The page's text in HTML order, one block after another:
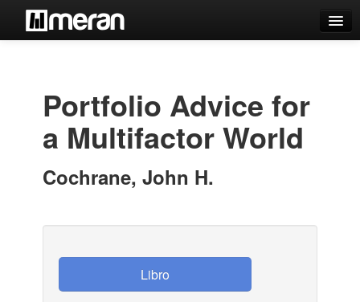
Estantes Virtuales
Iniciar sesión
Portfolio Advice for
a Multifactor World
Cochrane, John H.